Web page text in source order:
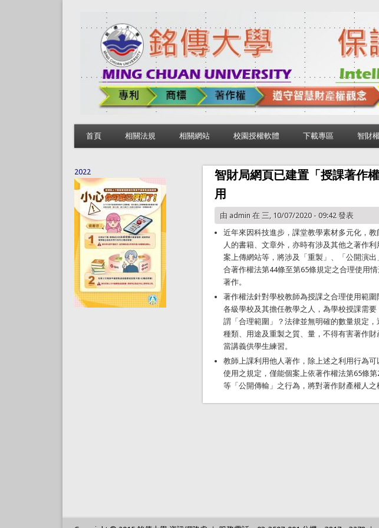
首頁 相關法規 相關網站 校園授權軟體 下載專區 智財
智財局網頁已建置「授課著作
用
由 admin 在 三, 10/07/2020 - 09:42 發表
近年來因科技進步，課堂教學素材多元化，
人的書籍、文章外，亦時有涉及其他之著作
案上傳網站等，將涉及「重製」、「公開演
合著作權法第44條至第65條規定之合理使用
著作。
著作權法針對學校教師為授課之合理使用範
各級學校及其擔任教學之人，為學校授課需
謂「合理範圍」？法律並無明確的數量規定
種類、用途及重製之質、量，不得有害著作
當講義供學生練習。
教師上課利用他人著作，除上述之利用行為
使用之規定，僅能個案上依著作權法第65條
等「公開傳輸」之行為，將對著作財產權人
2022